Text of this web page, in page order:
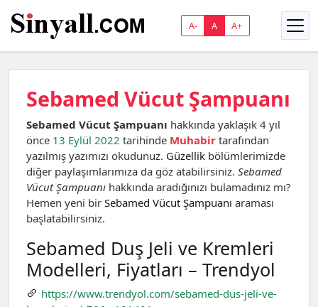
A- A A+
Sebamed Vücut Şampuanı
Sebamed Vücut Şampuanı hakkında yaklaşık 4 yıl
önce 13 Eylül 2022 tarihinde Muhabir tarafından
yazılmış yazımızı okudunuz. Güzellik bölümlerimizde
diğer paylaşımlarımıza da göz atabilirsiniz. Sebamed
Vücut Şampuanı hakkında aradığınızı bulamadınız mı?
Hemen yeni bir Sebamed Vücut Şampuanı araması
başlatabilirsiniz.
Sebamed Duş Jeli ve Kremleri
Modelleri, Fiyatları – Trendyol
https://www.trendyol.com/sebamed-dus-jeli-ve-